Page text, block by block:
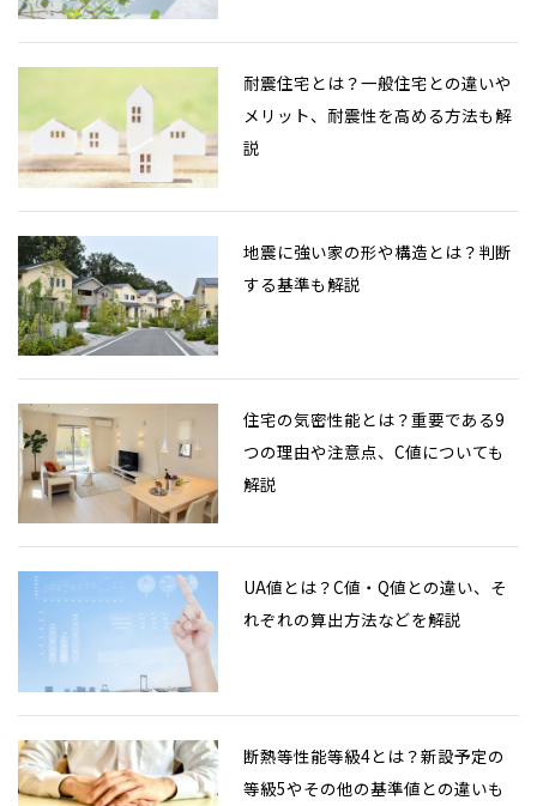
耐震住宅とは？一般住宅との違いや
メリット、耐震性を高める方法も解
説
地震に強い家の形や構造とは？判断
する基準も解説
住宅の気密性能とは？重要である9
つの理由や注意点、C値についても
解説
UA値とは？C値・Q値との違い、そ
れぞれの算出方法などを解説
断熱等性能等級4とは？新設予定の
等級5やその他の基準値との違いも